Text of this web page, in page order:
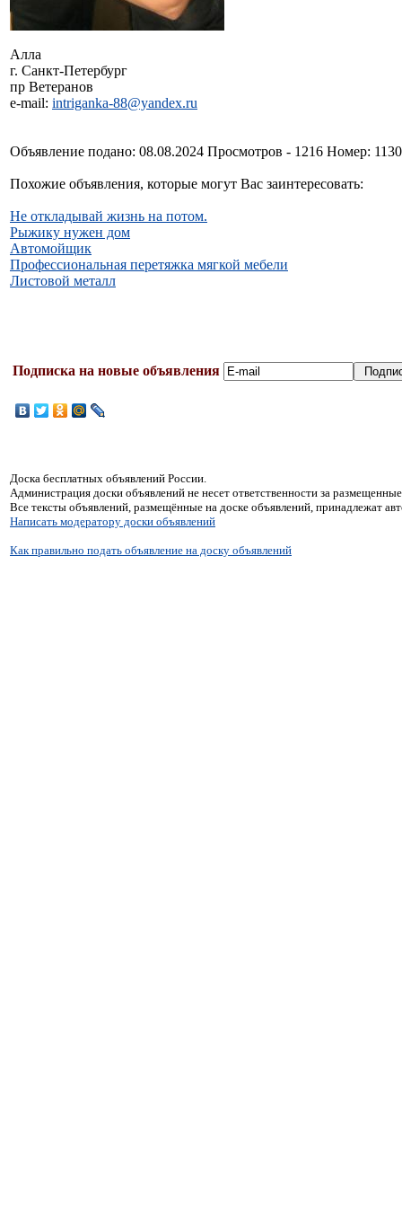
Алла
г. Санкт-Петербург
пр Ветеранов
e-mail: intriganka-88@yandex.ru
Объявление подано: 08.08.2024 Просмотров - 1216 Номер:
Похожие объявления, которые могут Вас заинтересовать:
Не откладывай жизнь на потом.
Рыжику нужен дом
Автомойщик
Профессиональная перетяжка мягкой мебели
Листовой металл
Подписка на новые объявления
Доска бесплатных объявлений России.
Администрация доски объявлений не несет ответственности за
Все тексты объявлений, размещённые на доске объявлений, принадлежат
Написать модератору доски объявлений
Как правильно подать объявление на доску объявлений